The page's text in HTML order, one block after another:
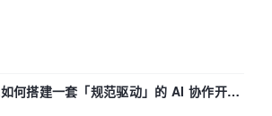
何搭建一套「规范驱动」的 AI 协作开发